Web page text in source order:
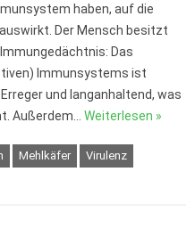
haben, auf die
Der Mensch besitzt
Das
Immunsystems ist
und langanhaltend, was
Außerdem… Weiterlesen »
Mehlkäfer Virulenz